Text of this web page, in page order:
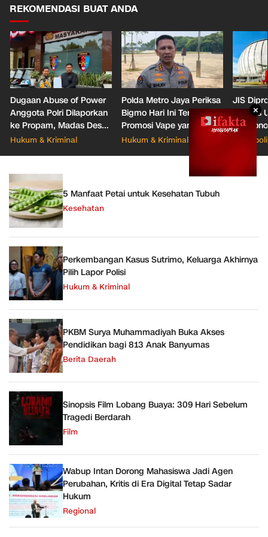
REKOMENDASI BUAT ANDA
Dugaan Abuse of Power
Anggota Polri Dilaporkan
ke Propam, Madas Desak
Oknum Dipindah dan
Hukum & Kriminal
Polda Metro Jaya Periksa
Bigmo Hari Ini Terkait
Promosi Vape yang
Libatkan Anak
Hukum & Kriminal
JIS
Markas
dan
5 Manfaat Petai untuk Kesehatan Tubuh
Kesehatan
Perkembangan Kasus Sutrimo, Keluarga Akhirnya
Pilih Lapor Polisi
Hukum & Kriminal
PKBM Surya Muhammadiyah Buka Akses
Pendidikan bagi 813 Anak Banyumas
Berita Daerah
Sinopsis Film Lobang Buaya: 309 Hari Sebelum
Tragedi Berdarah
Film
Wabup Intan Dorong Mahasiswa Jadi Agen
Perubahan, Kritis di Era Digital Tetap Sadar
Hukum
Regional
×